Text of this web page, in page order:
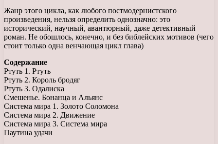
Жанр этого цикла, как любого постмодернистского
произведения, нельзя определить однозначно: это
исторический, научный, авантюрный, даже детективный
роман. Не обошлось, конечно, и без библейских мотивов (чего
стоит только одна венчающая цикл глава)
Содержание
Ртуть 1. Ртуть
Ртуть 2. Король бродяг
Ртуть 3. Одалиска
Смешенье. Бонанца и Альянс
Система мира 1. Золото Соломона
Система мира 2. Движение
Система мира 3. Система мира
Паутина удачи